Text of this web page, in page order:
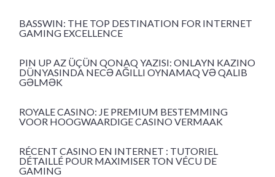
BASSWIN: THE TOP DESTINATION FOR INTERNET
GAMING EXCELLENCE
PIN UP AZ ÜÇÜN QONAQ YAZISI: ONLAYN KAZINO
DÜNYASINDA NECƏ AĞILLI OYNAMAQ VƏ QALIB
GƏLMƏK
ROYALE CASINO: JE PREMIUM BESTEMMING
VOOR HOOGWAARDIGE CASINO VERMAAK
RÉCENT CASINO EN INTERNET : TUTORIEL
DÉTAILLÉ POUR MAXIMISER TON VÉCU DE
GAMING